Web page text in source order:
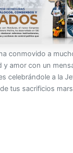
conmovido a
y amor con un
celebrándole a la
tus sacrificios